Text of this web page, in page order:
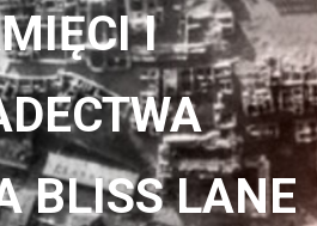
I
BLISS LANE